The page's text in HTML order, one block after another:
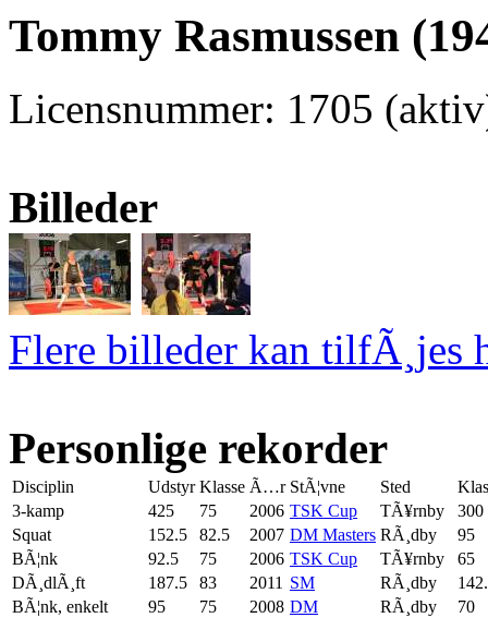
Tommy Rasmussen
Licensnummer: 1705
Billeder
Flere billeder kan tilfÃ¸jes
Personlige rekorder
Disciplin Udstyr Klasse Ã…r StÃ¦vne Sted
3-kamp
425 75 2006 TSK Cup TÃ¥rnby
300
Squat
152.5 82.5 2007 DM Masters RÃ¸dby
95
BÃ¦nk
92.5 75 2006 TSK Cup TÃ¥rnby
65
DÃ¸dlÃ¸ft
187.5 83 2011 SM RÃ¸dby
BÃ¦nk, enkelt
95 75 2008 DM RÃ¸dby 70